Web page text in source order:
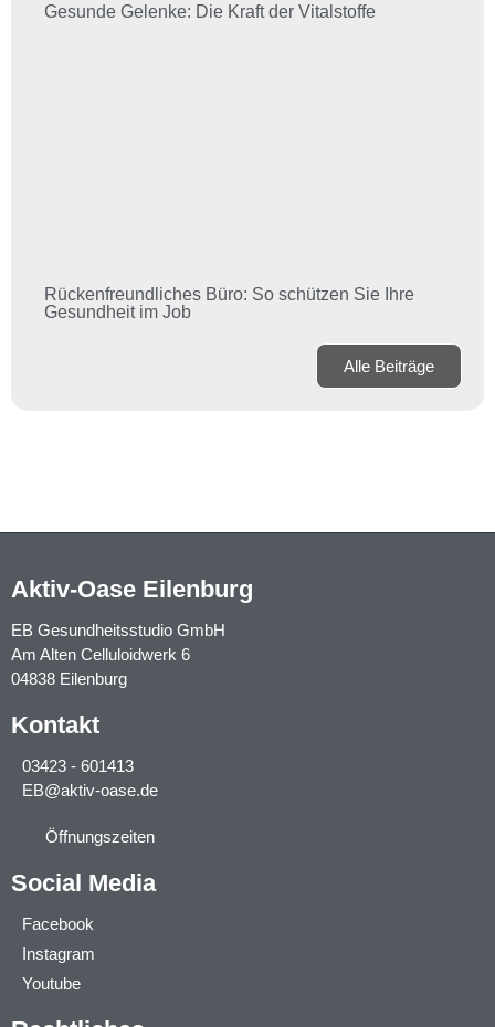
Gesunde Gelenke: Die Kraft der Vitalstoffe
Rückenfreundliches Büro: So schützen Sie Ihre
Gesundheit im Job
Alle Beiträge
Aktiv-Oase Eilenburg
EB Gesundheitsstudio GmbH
Am Alten Celluloidwerk 6
04838 Eilenburg
Kontakt
03423 - 601413
EB@aktiv-oase.de
Öffnungszeiten
Social Media
Facebook
Instagram
Youtube